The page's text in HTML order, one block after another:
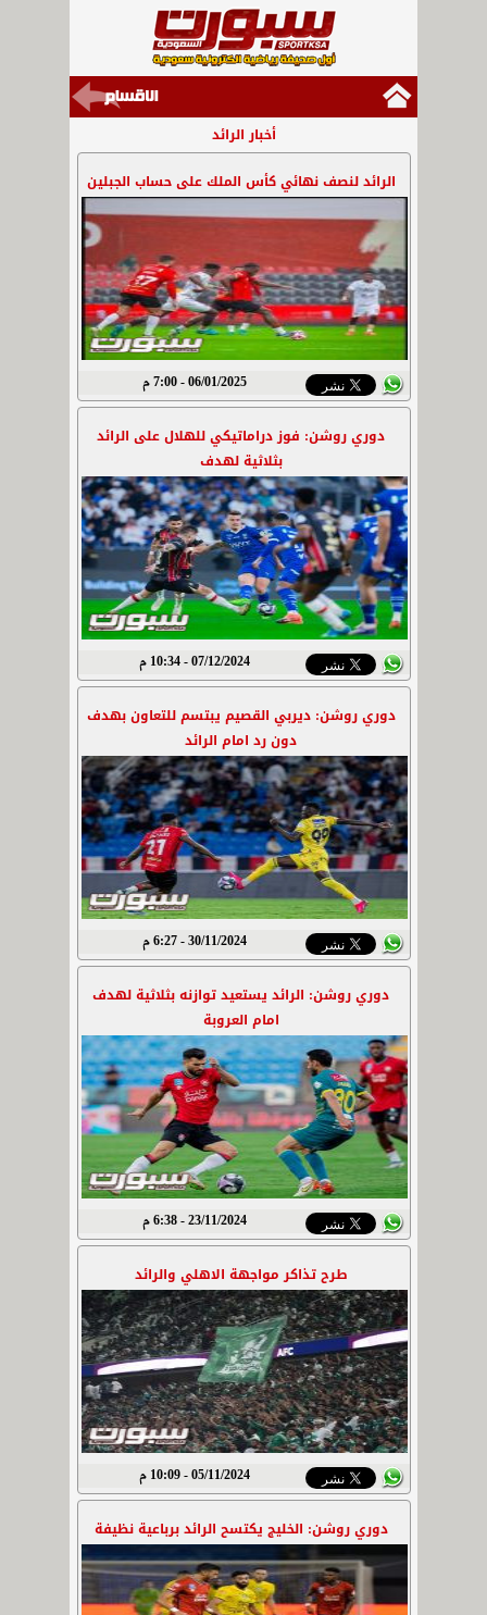
أخبار الرائد
الرائد لنصف نهائي كأس الملك على حساب الجبلين
06/01/2025 - 7:00 م
دوري روشن: فوز دراماتيكي للهلال على الرائد
بثلاثية لهدف
07/12/2024 - 10:34 م
دوري روشن: ديربي القصيم يبتسم للتعاون بهدف
دون رد امام الرائد
30/11/2024 - 6:27 م
دوري روشن: الرائد يستعيد توازنه بثلاثية لهدف
امام العروبة
23/11/2024 - 6:38 م
طرح تذاكر مواجهة الاهلي والرائد
05/11/2024 - 10:09 م
دوري روشن: الخليج يكتسح الرائد برباعية نظيفة